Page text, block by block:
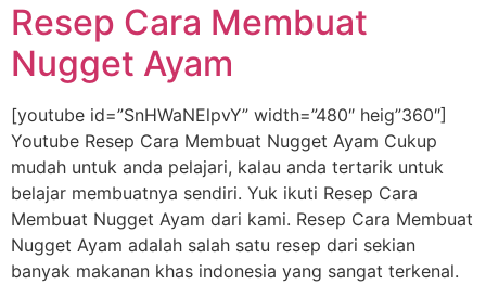
Resep Cara Membuat
Nugget Ayam
[youtube id=”SnHWaNElpvY” width=”480″ heig”360″]
Youtube Resep Cara Membuat Nugget Ayam Cukup
mudah untuk anda pelajari, kalau anda tertarik untuk
belajar membuatnya sendiri. Yuk ikuti Resep Cara
Membuat Nugget Ayam dari kami. Resep Cara Membuat
Nugget Ayam adalah salah satu resep dari sekian
banyak makanan khas indonesia yang sangat terkenal.